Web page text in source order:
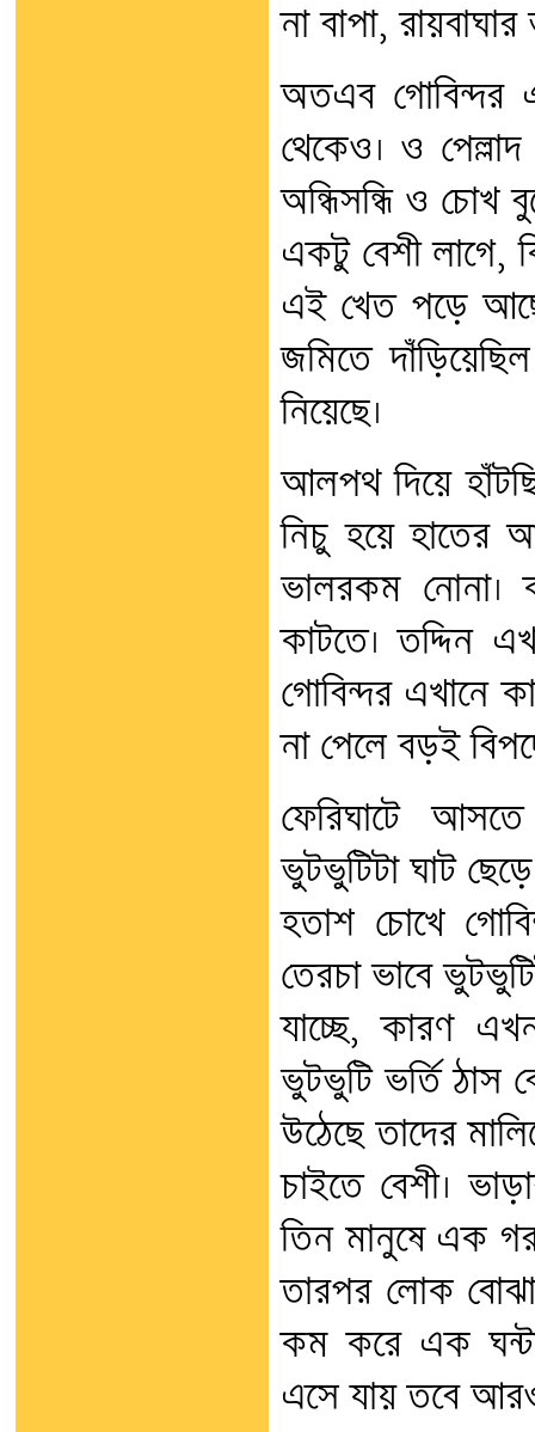
না বাপা,
অতএব গোবিন্দর
থেকেও। ও
অন্ধিসন্ধি ও চোখ
একটু বেশী লাগে,
এই খেত পড়ে
জমিতে
নিয়েছে।
আলপথ দিয়ে
নিচু হয়ে হাতের
ভালরকম নোনা।
কাটতে। তদ্দিন
গোবিন্দর এখানে
না পেলে বড়ই
ফেরিঘাটে
ভুটভুটিটা ঘাট
হতাশ চোখে
তেরচা ভাবে
যাচ্ছে, কারণ
ভুটভুটি ভর্তি
উঠেছে তাদের
চাইতে বেশী।
তিন মানুষে এক
তারপর লোক
কম করে এক
এসে যায় তবে